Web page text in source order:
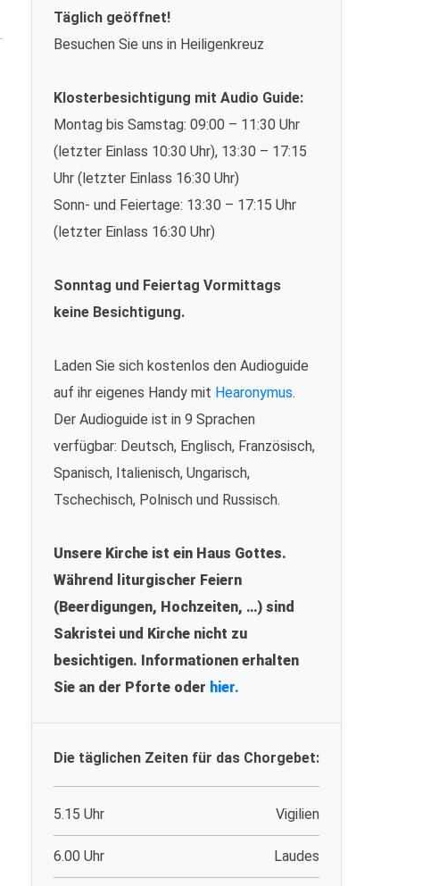
Täglich geöffnet!
Besuchen Sie uns in Heiligenkreuz
Klosterbesichtigung mit Audio Guide:
Montag bis Samstag: 09:00 – 11:30 Uhr
(letzter Einlass 10:30 Uhr), 13:30 – 17:15
Uhr (letzter Einlass 16:30 Uhr)
Sonn- und Feiertage: 13:30 – 17:15 Uhr
(letzter Einlass 16:30 Uhr)
Sonntag und Feiertag Vormittags
keine Besichtigung.
Laden Sie sich kostenlos den Audioguide
auf ihr eigenes Handy mit Hearonymus.
Der Audioguide ist in 9 Sprachen
verfügbar: Deutsch, Englisch, Französisch,
Spanisch, Italienisch, Ungarisch,
Tschechisch, Polnisch und Russisch.
Unsere Kirche ist ein Haus Gottes.
Während liturgischer Feiern
(Beerdigungen, Hochzeiten, …) sind
Sakristei und Kirche nicht zu
besichtigen. Informationen erhalten
Sie an der Pforte oder hier.
Die täglichen Zeiten für das Chorgebet:
5.15 Uhr Vigilien
6.00 Uhr Laudes